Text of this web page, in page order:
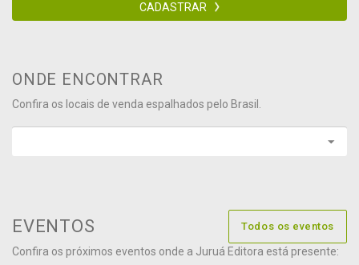
CADASTRAR
ONDE ENCONTRAR
Confira os locais de venda espalhados pelo Brasil.
EVENTOS Todos os eventos
Confira os próximos eventos onde a Juruá Editora está presente: